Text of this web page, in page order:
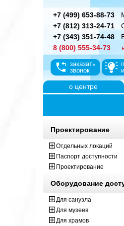
+7 (499) 653-88-73
+7 (812) 313-24-71
+7 (343) 351-74-48
8 (800) 555-34-73
заказать
звонок
о центре
Проектирование
Отдельных локаций
Паспорт доступности
Проектирование
Оборудование
Для санузла
Для музеев
Для храмов